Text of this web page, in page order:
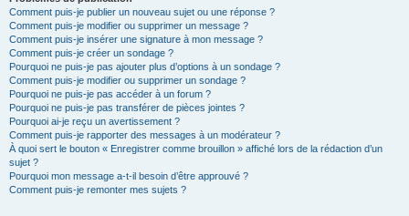
Comment puis-je publier un nouveau sujet ou une réponse ?
Comment puis-je modifier ou supprimer un message ?
Comment puis-je insérer une signature à mon message ?
Comment puis-je créer un sondage ?
Pourquoi ne puis-je pas ajouter plus d’options à un sondage ?
Comment puis-je modifier ou supprimer un sondage ?
Pourquoi ne puis-je pas accéder à un forum ?
Pourquoi ne puis-je pas transférer de pièces jointes ?
Pourquoi ai-je reçu un avertissement ?
Comment puis-je rapporter des messages à un modérateur ?
À quoi sert le bouton « Enregistrer comme brouillon » affiché lors de la rédaction d’un
sujet ?
Pourquoi mon message a-t-il besoin d’être approuvé ?
Comment puis-je remonter mes sujets ?